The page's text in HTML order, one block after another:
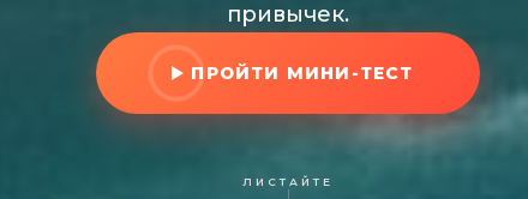
привычек.
ПРОЙТИ МИНИ-ТЕСТ
ЛИСТАЙТЕ